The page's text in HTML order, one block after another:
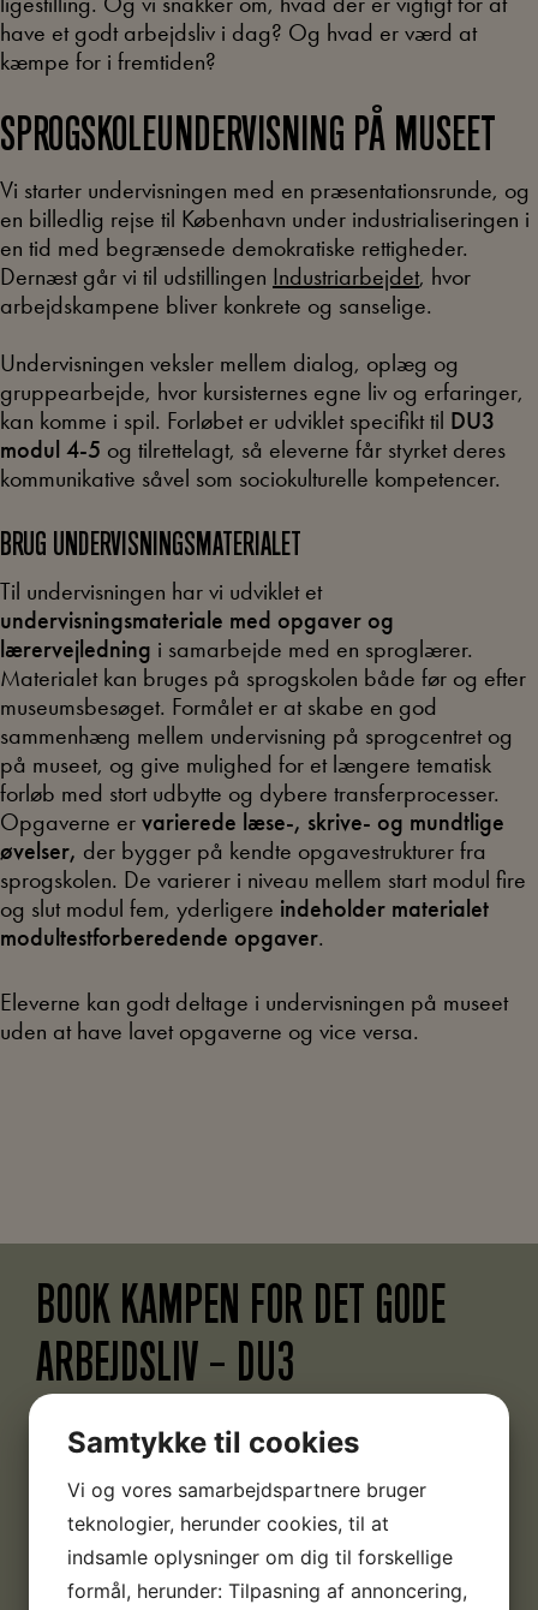
have et godt arbejdsliv i dag? Og hvad er værd at
kæmpe for i fremtiden?
SPROGSKOLEUNDERVISNING PÅ MUSEET
Vi starter undervisningen med en præsentationsrunde, og
en billedlig rejse til København under industrialiseringen i
en tid med begrænsede demokratiske rettigheder.
Dernæst går vi til udstillingen Industriarbejdet, hvor
arbejdskampene bliver konkrete og sanselige.
Undervisningen veksler mellem dialog, oplæg og
gruppearbejde, hvor kursisternes egne liv og erfaringer,
kan komme i spil. Forløbet er udviklet specifikt til DU3
modul 4-5 og tilrettelagt, så eleverne får styrket deres
kommunikative såvel som sociokulturelle kompetencer.
BRUG UNDERVISNINGSMATERIALET
Til undervisningen har vi udviklet et
undervisningsmateriale med opgaver og
lærervejledning i samarbejde med en sproglærer.
Materialet kan bruges på sprogskolen både før og efter
museumsbesøget. Formålet er at skabe en god
sammenhæng mellem undervisning på sprogcentret og
på museet, og give mulighed for et længere tematisk
forløb med stort udbytte og dybere transferprocesser.
Opgaverne er varierede læse-, skrive- og mundtlige
øvelser, der bygger på kendte opgavestrukturer fra
sprogskolen. De varierer i niveau mellem start modul fire
og slut modul fem, yderligere indeholder materialet
modultestforberedende opgaver.
Eleverne kan godt deltage i undervisningen på museet
uden at have lavet opgaverne og vice versa.
BOOK KAMPEN FOR DET GODE
ARBEJDSLIV – DU3
Pris: 650 kr.
Antal deltagere: max15
skriv til booking@arbejdermuseet.dk
for at booke forløbet
Samtykke til cookies
Vi og vores samarbejdspartnere bruger
teknologier, herunder cookies, til at
indsamle oplysninger om dig til forskellige
formål, herunder: Tilpasning af annoncering,